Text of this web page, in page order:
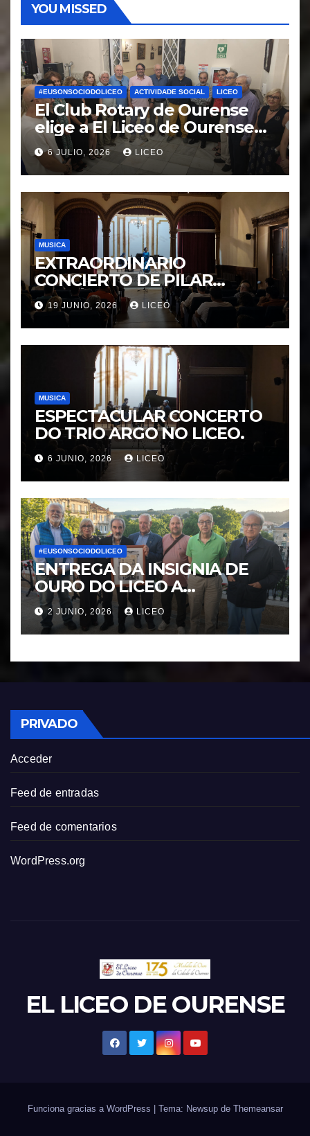
YOU MISSED
#EUSONSOCIODOLICEO ACTIVIDADE SOCIAL LICEO
El Club Rotary de Ourense
elige a El Liceo de Ourense
para la puesta en marcha del
proyecto “Ciudad Cardio
Protegida”.
6 JULIO, 2026 LICEO
MUSICA
EXTRAORDINARIO
CONCIERTO DE PILAR
MORÁGUEZ e ARABEL
MORÁGUEZ
19 JUNIO, 2026 LICEO
MUSICA
ESPECTACULAR CONCERTO
DO TRIO ARGO NO LICEO.
6 JUNIO, 2026 LICEO
#EUSONSOCIODOLICEO
ENTREGA DA INSIGNIA DE
OURO DO LICEO A
FRANCISCO NOVOA
RODRIGUEZ
2 JUNIO, 2026 LICEO
PRIVADO
Acceder
Feed de entradas
Feed de comentarios
WordPress.org
EL LICEO DE OURENSE
Funciona gracias a WordPress Tema: Newsup de Themeansar